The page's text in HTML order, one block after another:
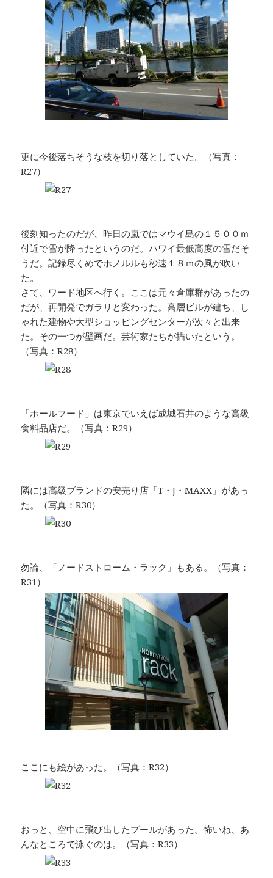
更に今後落ちそうな枝を切り落としていた。（写真：
R27）
後刻知ったのだが、昨日の嵐ではマウイ島の１５００ｍ
付近で雪が降ったというのだ。ハワイ最低高度の雪だそ
うだ。記録尽くめでホノルルも秒速１８ｍの風が吹い
た。
さて、ワード地区へ行く。ここは元々倉庫群があったの
だが、再開発でガラリと変わった。高層ビルが建ち、し
ゃれた建物や大型ショッピングセンターが次々と出来
た。その一つが壁画だ。芸術家たちが描いたという。
（写真：R28）
「ホールフード」は東京でいえば成城石井のような高級
食料品店だ。（写真：R29）
隣には高級ブランドの安売り店「T・J・MAXX」があっ
た。（写真：R30）
勿論、「ノードストローム・ラック」もある。（写真：
R31）
ここにも絵があった。（写真：R32）
おっと、空中に飛び出したプールがあった。怖いね、あ
んなところで泳ぐのは。（写真：R33）